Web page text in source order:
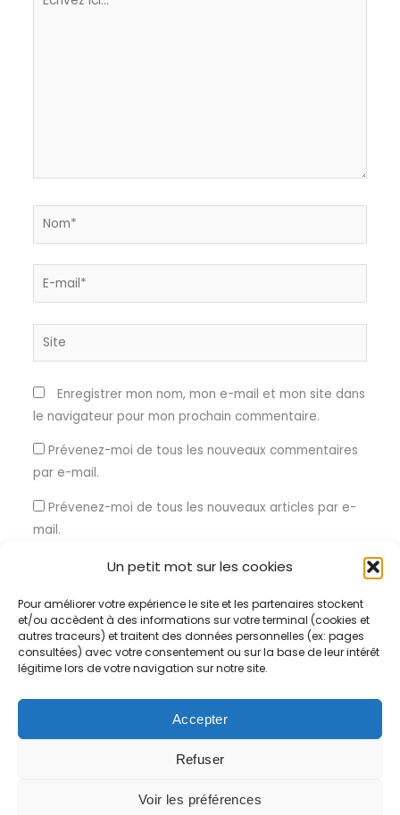
Un petit mot sur les cookies
Pour améliorer votre expérience le site et les partenaires stockent
et/ou accèdent à des informations sur votre terminal (cookies et
autres traceurs) et traitent des données personnelles (ex: pages
consultées) avec votre consentement ou sur la base de leur intérêt
légitime lors de votre navigation sur notre site.
Accepter
Refuser
Voir les préférences
Nom*
E-
Site
Enregistrer mon nom, mon e-mail et mon site dans
le navigateur pour mon prochain commentaire.
Prévenez-moi de tous les nouveaux commentaires
par e-mail.
Prévenez-moi de tous les nouveaux articles par e-
mail.
Ce site utilise Akismet pour réduire les indésirables.En savoir
plus sur la façon dont les données de vos commentaires sont
traitées.